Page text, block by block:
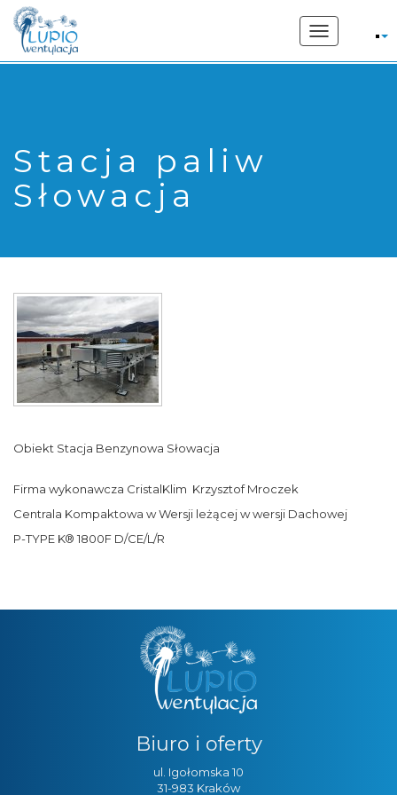
Toggle
navigation
Stacja paliw
Słowacja
Obiekt Stacja Benzynowa Słowacja
Firma wykonawcza CristalKlim Krzysztof Mroczek
Centrala Kompaktowa w Wersji leżącej w wersji Dachowej
P-TYPE K® 1800F D/CE/L/R
Biuro i oferty
ul. Igołomska 10
31-983 Kraków